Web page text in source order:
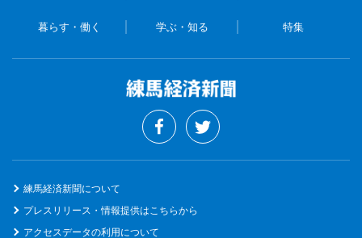
暮らす・働く 学ぶ・知る 特集
練馬経済新聞について
プレスリリース・情報提供はこちらから
アクセスデータの利用について